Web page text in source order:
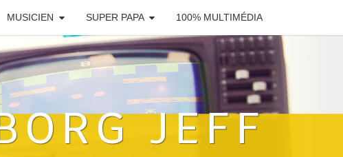
MUSICIEN SUPER PAPA 100% MULTIMÉDIA
JEFF